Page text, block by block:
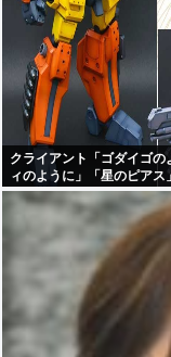
クライアント「ゴダイゴ
ィのように」「星のピアス」